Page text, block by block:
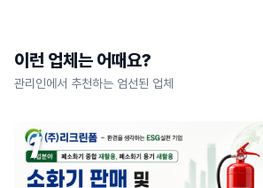
이런 업체는 어때요?
관리인에서 추천하는 엄선된 업체
1